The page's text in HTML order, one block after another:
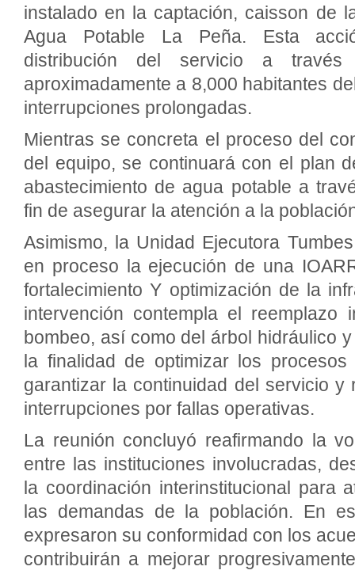
instalado en la captación, caisson de
Agua Potable La Peña. Esta
distribución del servicio a través
aproximadamente a 8,000 habitantes
interrupciones prolongadas.
Mientras se concreta el proceso del
del equipo, se continuará con el plan
abastecimiento de agua potable a
fin de asegurar la atención a la
Asimismo, la Unidad Ejecutora
en proceso la ejecución de una
fortalecimiento Y optimización de la
intervención contempla el reemplazo
bombeo, así como del árbol hidráulico
la finalidad de optimizar los
garantizar la continuidad del servicio
interrupciones por fallas operativas.
La reunión concluyó reafirmando la
entre las instituciones involucradas,
la coordinación interinstitucional para
las demandas de la población. En
expresaron su conformidad con los
contribuirán a mejorar